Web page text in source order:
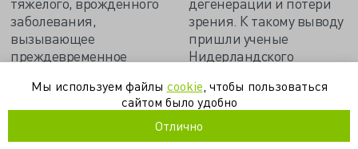
заболевания,
вызывающее
преждевременное
проявляющееся
серьезными дефектами
зрения. К такому выводу
пришли ученые
Нидерландского
Мы используем файлы cookie , чтобы пользоваться
сайтом было удобно
Отлично